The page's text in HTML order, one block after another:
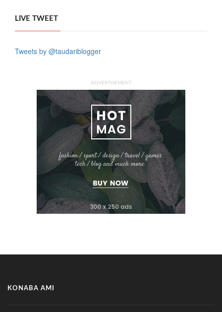
LIVE TWEET
Tweets by @taudariblogger
ADVERTISEMENT
KONABA AMI